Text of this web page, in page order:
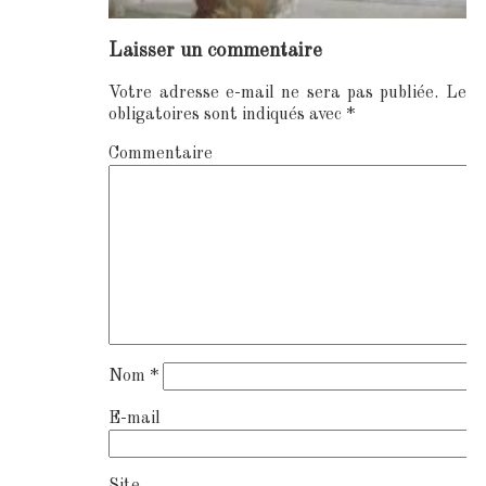
Laisser un commentaire
Votre adresse e-mail ne sera pas publiée. Les
obligatoires sont indiqués avec *
Nom *
E-